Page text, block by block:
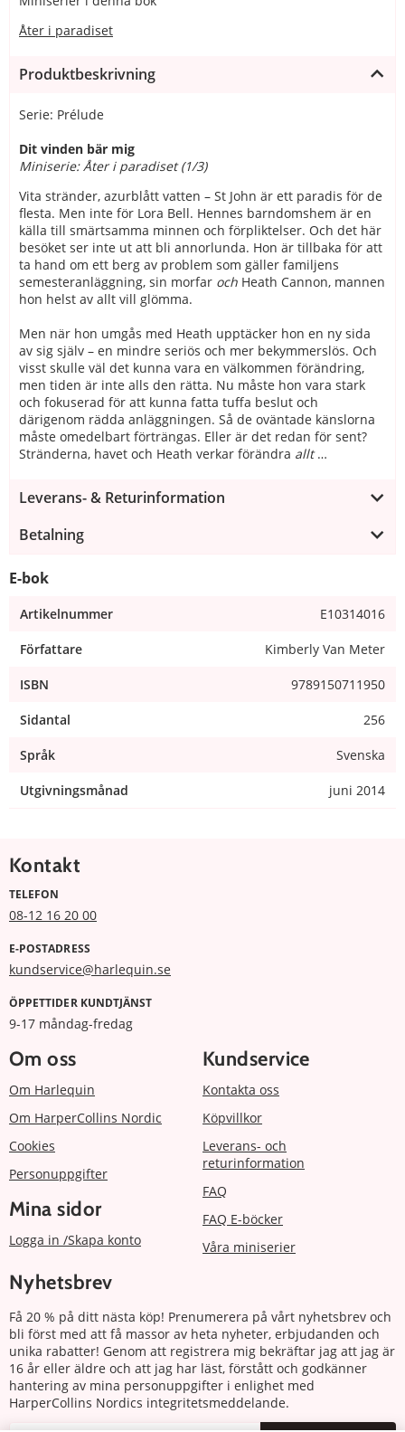
Åter i paradiset
Produktbeskrivning
Serie: Prélude
Dit vinden bär mig
Miniserie: Åter i paradiset (1/3)
Vita stränder, azurblått vatten – St John är ett paradis för de
flesta. Men inte för Lora Bell. Hennes barndomshem är en
källa till smärtsamma minnen och förpliktelser. Och det här
besöket ser inte ut att bli annorlunda. Hon är tillbaka för att
ta hand om ett berg av problem som gäller familjens
semesteranläggning, sin morfar och Heath Cannon, mannen
hon helst av allt vill glömma.
Men när hon umgås med Heath upptäcker hon en ny sida
av sig själv – en mindre seriös och mer bekymmerslös. Och
visst skulle väl det kunna vara en välkommen förändring,
men tiden är inte alls den rätta. Nu måste hon vara stark
och fokuserad för att kunna fatta tuffa beslut och
därigenom rädda anläggningen. Så de oväntade känslorna
måste omedelbart förträngas. Eller är det redan för sent?
Stränderna, havet och Heath verkar förändra allt…
Leverans- & Returinformation
Betalning
E-bok
Artikelnummer E10314016
Författare Kimberly Van Meter
ISBN 9789150711950
Sidantal 256
Språk Svenska
Utgivningsmånad juni 2014
Kontakt
TELEFON
08-12 16 20 00
E-POSTADRESS
kundservice@harlequin.se
ÖPPETTIDER KUNDTJÄNST
9-17 måndag-fredag
Om oss
Om Harlequin
Om HarperCollins Nordic
Cookies
Personuppgifter
Mina sidor
Logga in /Skapa konto
Kundservice
Kontakta oss
Köpvillkor
Leverans- och
returinformation
FAQ
FAQ E-böcker
Våra miniserier
Nyhetsbrev
Få 20 % på ditt nästa köp! Prenumerera på vårt nyhetsbrev och
bli först med att få massor av heta nyheter, erbjudanden och
unika rabatter! Genom att registrera mig bekräftar jag att jag är
16 år eller äldre och att jag har läst, förstått och godkänner
hantering av mina personuppgifter i enlighet med
HarperCollins Nordics integritetsmeddelande.